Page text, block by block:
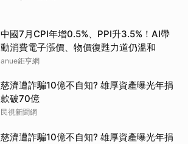
中國7月CPI年增0.5%、PPI升3.5%！AI帶
動消費電子漲價、物價復甦力道仍溫和
anue鉅亨網
慈濟遭詐騙10億不自知? 雄厚資產曝光年捐
款破70億
民視新聞網
慈濟遭詐騙10億不自知? 雄厚資產曝光年捐